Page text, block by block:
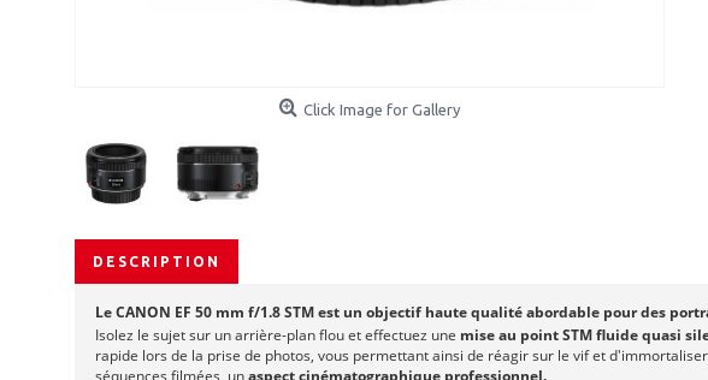
Click Image for Gallery
DESCRIPTION
Le CANON EF 50 mm f/1.8 STM est un objectif haute qualité abordable pour des
Isolez le sujet sur un arrière-plan flou et effectuez une mise au point STM fluide quasi
rapide lors de la prise de photos, vous permettant ainsi de réagir sur le vif et